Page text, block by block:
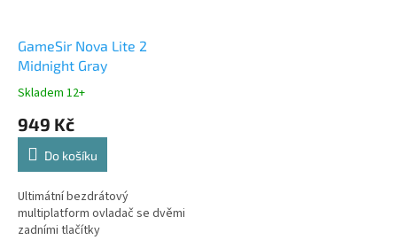
GameSir Nova Lite 2
Midnight Gray
Skladem 12+
949 Kč
Do košíku
Ultimátní bezdrátový
multiplatform ovladač se dvěmi
zadními tlačítky